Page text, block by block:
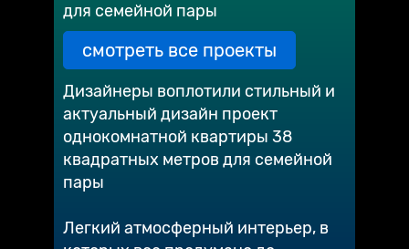
для семейной пары
смотреть все проекты
Дизайнеры воплотили стильный и
актуальный дизайн проект
однокомнатной квартиры 38
квадратных метров для семейной
пары
Легкий атмосферный интерьер, в